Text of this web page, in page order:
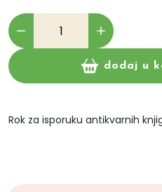
dodaj u
Rok za isporuku antikvarnih